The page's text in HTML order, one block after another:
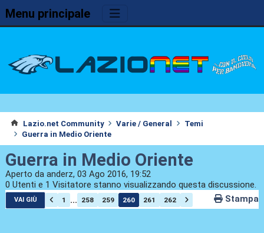
Menu principale
Lazio.net Community Varie / General
Temi
Guerra in Medio Oriente
Guerra in Medio Oriente
Aperto da anderz, 03 Ago 2016, 19:52
0 Utenti e 1 Visitatore stanno visualizzando questa discussione.
VAI GIÙ 1 ... 258 259 260 261 262 Stampa